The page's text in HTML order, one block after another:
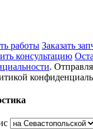
работы Заказать
консультацию
.